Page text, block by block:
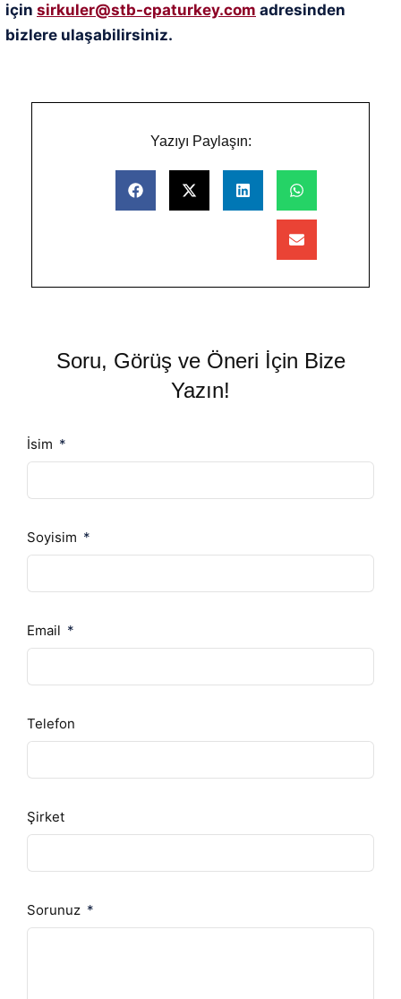
için sirkuler@stb-cpaturkey.com adresinden
bizlere ulaşabilirsiniz.
Yazıyı Paylaşın:
Soru, Görüş ve Öneri İçin Bize
Yazın!
İsim
Soyisim
Email
Telefon
Şirket
Sorunuz